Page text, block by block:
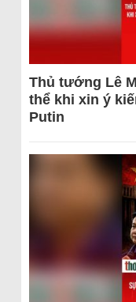
Thủ tướng Lê
thể khi xin ý
Putin